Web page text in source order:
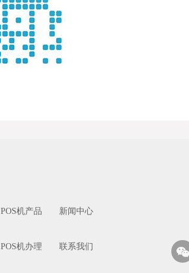
POS机产品
POS机办理
新闻中心
联系我们